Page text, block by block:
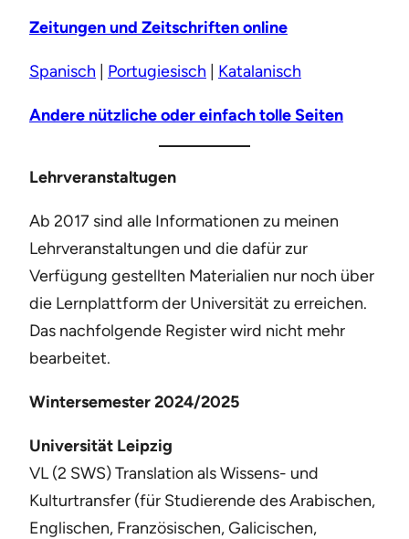
Zeitungen und Zeitschriften online
Spanisch Portugiesisch Katalanisch
Andere nützliche oder einfach tolle Seiten
Lehrveranstaltugen
Ab 2017 sind alle Informationen zu meinen
Lehrveranstaltungen und die dafür zur
Verfügung gestellten Materialien nur noch über
die Lernplattform der Universität zu erreichen.
Das nachfolgende Register wird nicht mehr
bearbeitet.
Wintersemester 2024/2025
Universität Leipzig
VL (2 SWS) Translation als Wissens- und
Kulturtransfer (für Studierende des Arabischen,
Englischen, Französischen, Galicischen,